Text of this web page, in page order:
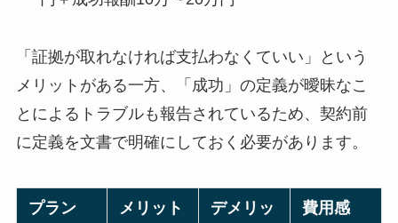
「証拠が取れなければ支払わなくていい」という
メリットがある一方、「成功」の定義が曖昧なこ
とによるトラブルも報告されているため、契約前
に定義を文書で明確にしておく必要があります。
プラン メリット
デメリッ
費用感